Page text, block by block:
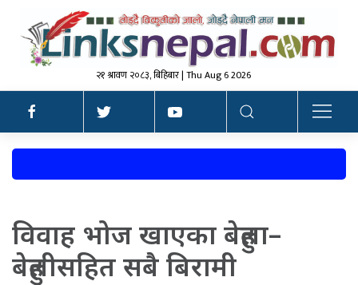
२१ श्रावण २०८३, बिहिबार | Thu Aug 6 2026
विवाह भोज खाएका बेहुला–
बेहुलीसहित सबै बिरामी